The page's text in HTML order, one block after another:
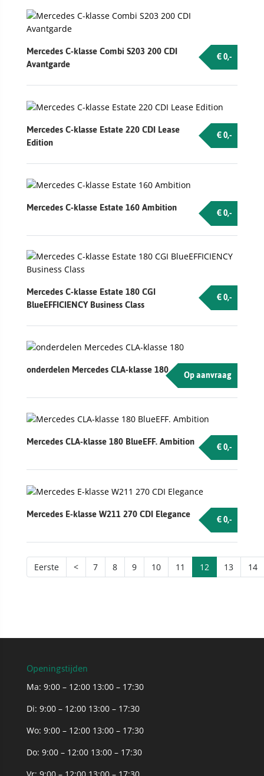
Mercedes C-klasse Combi S203 200 CDI
Avantgarde € 0,-
Mercedes C-klasse Estate 220 CDI Lease
Edition € 0,-
Mercedes C-klasse Estate 160 Ambition € 0,-
Mercedes C-klasse Estate 180 CGI
BlueEFFICIENCY Business Class € 0,-
onderdelen Mercedes CLA-klasse 180 Op aanvraag
Mercedes CLA-klasse 180 BlueEFF. Ambition € 0,-
Mercedes E-klasse W211 270 CDI Elegance € 0,-
Eerste < 7 8 9 10 11 12 13 14
Openingstijden
Ma: 9:00 – 12:00 13:00 – 17:30
Di: 9:00 – 12:00 13:00 – 17:30
Wo: 9:00 – 12:00 13:00 – 17:30
Do: 9:00 – 12:00 13:00 – 17:30
Vr: 9:00 – 12:00 13:00 – 17:30